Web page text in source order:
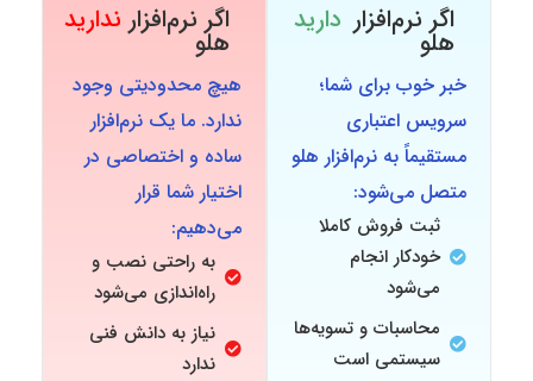
اگر نرم‌افزار
هلو
دارید
خبر خوب برای شما؛
سرویس اعتباری
مستقیماً به نرم‌افزار هلو
متصل می‌شود:
ثبت فروش کاملا
خودکار انجام
می‌شود
محاسبات و تسویه‌ها
سیستمی است
اگر نرم‌افزار
هلو
ندارید
هیچ محدودیتی وجود
ندارد. ما یک نرم‌افزار
ساده و اختصاصی در
اختیار شما قرار
می‌دهیم:
به راحتی نصب و
راه‌اندازی می‌شود
نیاز به دانش فنی
ندارد